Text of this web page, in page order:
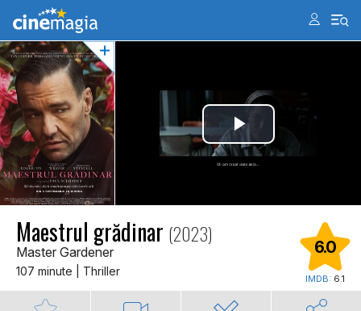
Maestrul grădinar (2023)
Master Gardener
107 minute | Thriller
6.0
IMDB: 6.1